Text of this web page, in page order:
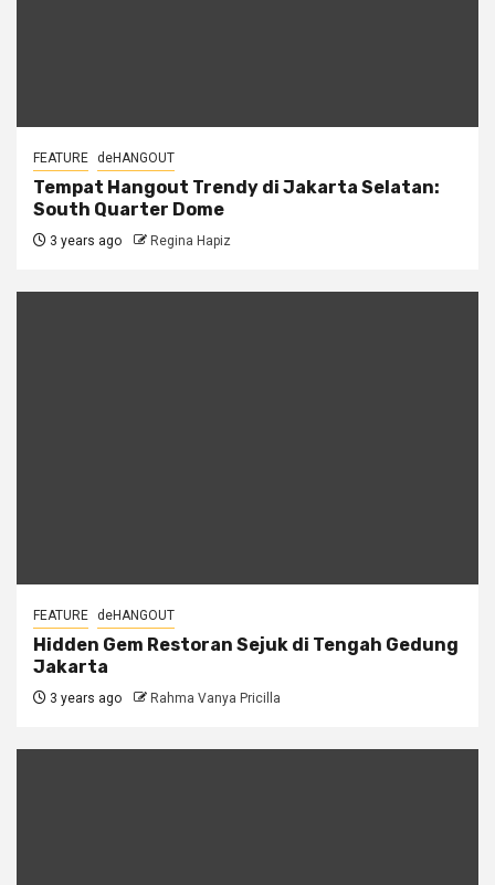
FEATURE deHANGOUT
Tempat Hangout Trendy di Jakarta Selatan:
South Quarter Dome
3 years ago Regina Hapiz
FEATURE deHANGOUT
Hidden Gem Restoran Sejuk di Tengah Gedung
Jakarta
3 years ago Rahma Vanya Pricilla